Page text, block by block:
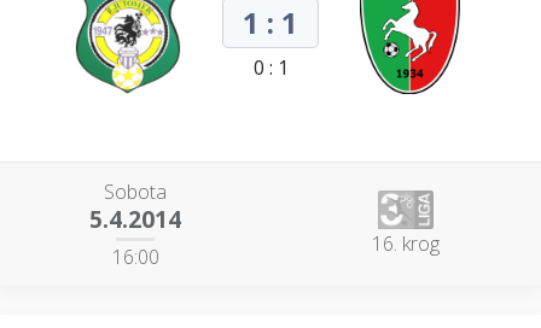
1 : 1
0 : 1
Sobota
5.4.2014
16:00 16. krog